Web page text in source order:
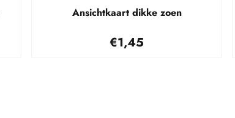
Ansichtkaart dikke zoen
Prijs: 1,45
€1,45